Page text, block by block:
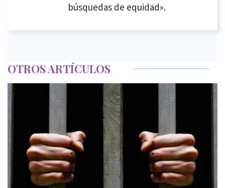
búsquedas de equidad».
OTROS ARTÍCULOS